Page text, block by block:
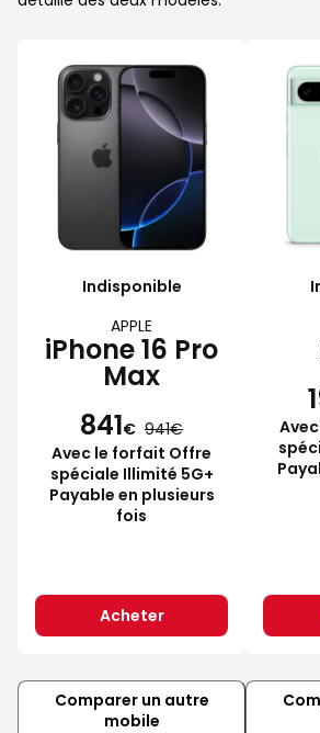
Indisponible
APPLE
iPhone 16 Pro
Max
841€ 941
Avec le forfait Offre
spéciale Illimité 5G+
Payable en plusieurs
fois
Acheter
Comparer un autre
mobile